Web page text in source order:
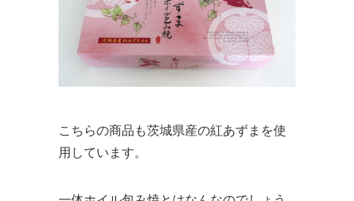
こちらの商品も茨城県産の紅あずまを使
用しています。